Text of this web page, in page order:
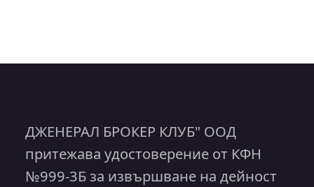
ДЖЕНЕРАЛ БРОКЕР КЛУБ" ООД
притежава удостоверение от КФН
№999-3Б за извършване на дейност